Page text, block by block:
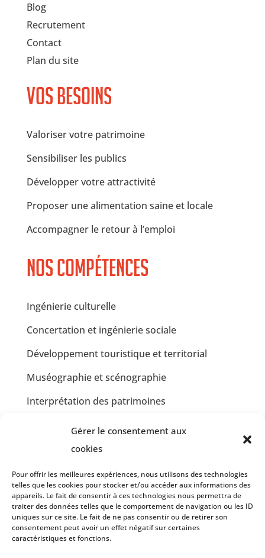
Gérer le consentement aux
cookies
Pour offrir les meilleures expériences, nous utilisons des technologies
telles que les cookies pour stocker et/ou accéder aux informations des
appareils. Le fait de consentir à ces technologies nous permettra de
traiter des données telles que le comportement de navigation ou les ID
uniques sur ce site. Le fait de ne pas consentir ou de retirer son
consentement peut avoir un effet négatif sur certaines
caractéristiques et fonctions.
Blog
Recrutement
Contact
Plan du site
Vos besoins
Valoriser votre patrimoine
Sensibiliser les publics
Développer votre attractivité
Proposer une alimentation saine et locale
Accompagner le retour à l’emploi
Nos compétences
Ingénierie culturelle
Concertation et ingénierie sociale
Développement touristique et territorial
Muséographie et scénographie
Interprétation des patrimoines
Communication et design graphique
Jardins partagés et Développement Durable
Insertion professionnelle en restauration
collective
Insertion professionnelle en communication et
graphisme